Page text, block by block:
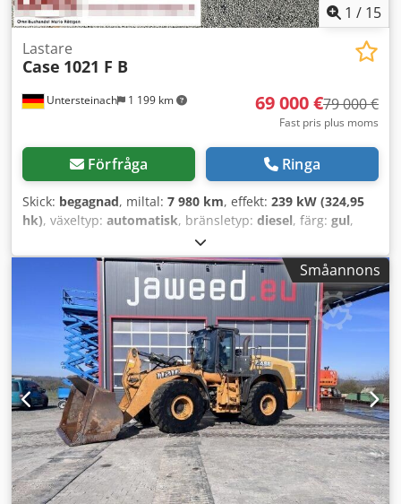
1 / 15
Untersteinach 1 199 km
Lastare
Case 1021 F B
69 000 €79 000 €
Fast pris plus moms
Förfråga Ringa
Skick: begagnad, miltal: 7 980 km, effekt: 239 kW (324,95
hk), växeltyp: automatisk, bränsletyp: diesel, färg: gul,
, Tillverkningsår:
Utrustning:luftkonditionering, = Fler alternativ och
tillbehör = - Luftkonditionering - Radio - Servostyrning -
Solskyddslucka = Kommentarer = +++Vikt: 24 000 kg
km/h+++ +++4x4+++ +++Däck 26,5xR25 90%+++
+++Arbetsstrålkastare+++ +++Vibrationsdämpare+++
+++Differentialspärr framaxel+++ +++Skopa 3,6 m³+++
+++Våg+++ - Allmänt: - Motor: Case - Växellåda: Automat -
Totalt antal sittplatser: 1 - Säkerhet: - Backkamera -
Passagerarutrymme: - Klimatanläggning -
Munstycksventilation - Exteriör: - Servostyrning - Solskydd -
Förardörr - Audio, kommunikation, elektronik: - Radio -
Övrigt: Fordonsmått: längd 8,95 m; bredd 3 m; höjd 3,57 m
Däck: fram ca 70 %; bak ca 70 % Chjdoy Hu U Aspfx Airea -
Småannons